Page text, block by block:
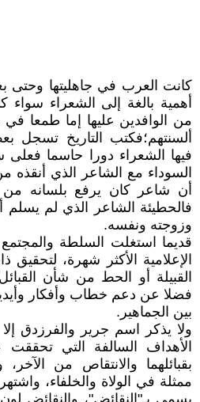
كانت العرب في جاهليتها وحتى
أهمية بالغة إلى الشعراء سواء
من الوافدين عليها إما طمعا في
ألسنتهم؛فكتب التاريخ تسجل
فيها الشعراء دورا حاسما فعلى
السوداء مع الشاعر الذي
أن شاعر كان يرفع بلسانه
فالحطيئة الشاعر الذي لم
وزوجته ونفسه.
قديما استغلت السلطة والمجتمع
الإعلامية الأكثر شهرة،
القبيلة أو الحط من شأن
فضلا عن دعم خطاب وأفكار
بين الجماهير.
ولا يذكر اسم جرير والفرزدق
الأهداف السالفة التي تحققت
بقبائلهما والانتقاص من
ممثلة في الولاة والخلفاء،